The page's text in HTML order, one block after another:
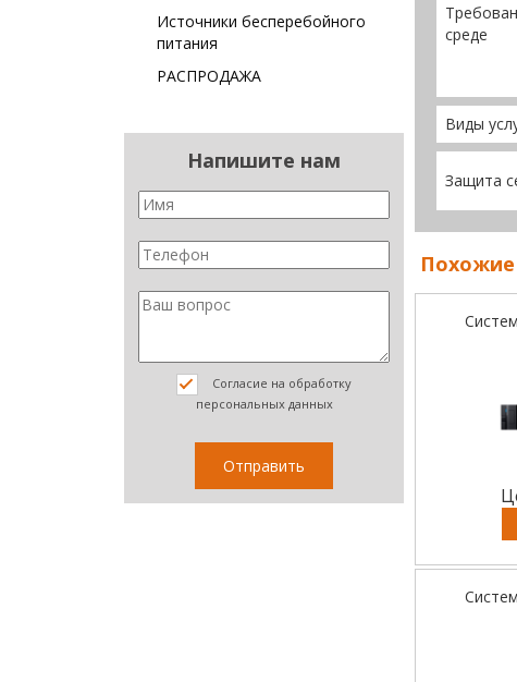
Источники бесперебойного
питания
РАСПРОДАЖА
Напишите нам
Согласие на обработку
персональных данных
среде
Виды
Защита